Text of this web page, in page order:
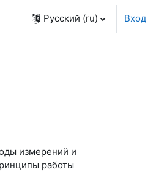
Русский ‎(ru)‎ Вход
измерений и
работы